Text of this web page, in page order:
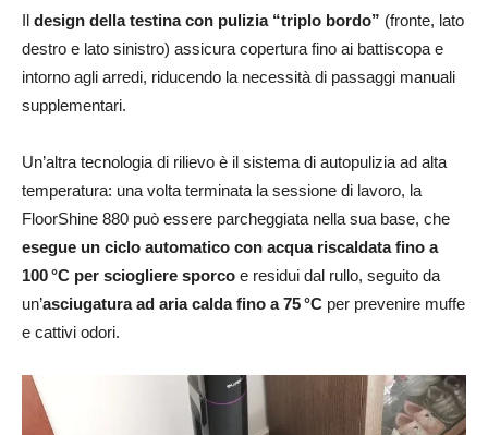
Il design della testina con pulizia “triplo bordo” (fronte, lato
destro e lato sinistro) assicura copertura fino ai battiscopa e
intorno agli arredi, riducendo la necessità di passaggi manuali
supplementari.
Un’altra tecnologia di rilievo è il sistema di autopulizia ad alta
temperatura: una volta terminata la sessione di lavoro, la
FloorShine 880 può essere parcheggiata nella sua base, che
esegue un ciclo automatico con acqua riscaldata fino a
100 °C per sciogliere sporco e residui dal rullo, seguito da
un’asciugatura ad aria calda fino a 75 °C per prevenire muffe
e cattivi odori.